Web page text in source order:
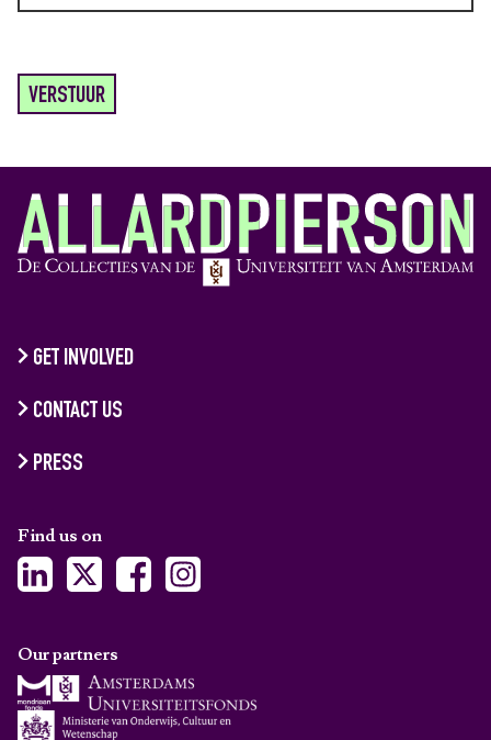
VERSTUUR
GET INVOLVED
CONTACT US
PRESS
Find us on
Our partners